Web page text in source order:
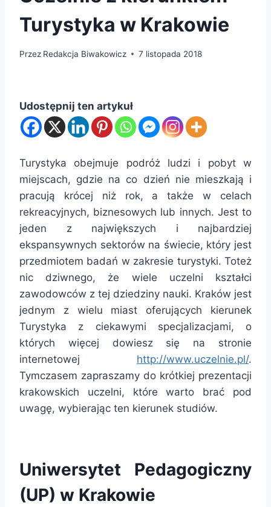
Turystyka w Krakowie
Przez Redakcja Biwakowicz 7 listopada 2018
Udostępnij ten artykuł
Turystyka obejmuje podróż ludzi i pobyt w
miejscach, gdzie na co dzień nie mieszkają i
pracują krócej niż rok, a także w celach
rekreacyjnych, biznesowych lub innych. Jest to
jeden z największych i najbardziej
ekspansywnych sektorów na świecie, który jest
przedmiotem badań w zakresie turystyki. Toteż
nic dziwnego, że wiele uczelni kształci
zawodowców z tej dziedziny nauki. Kraków jest
jednym z wielu miast oferujących kierunek
Turystyka z ciekawymi specjalizacjami, o
których więcej dowiesz się na stronie
internetowej http://www.uczelnie.pl/.
Tymczasem zapraszamy do krótkiej prezentacji
krakowskich uczelni, które warto brać pod
uwagę, wybierając ten kierunek studiów.
Uniwersytet Pedagogiczny
(UP) w Krakowie